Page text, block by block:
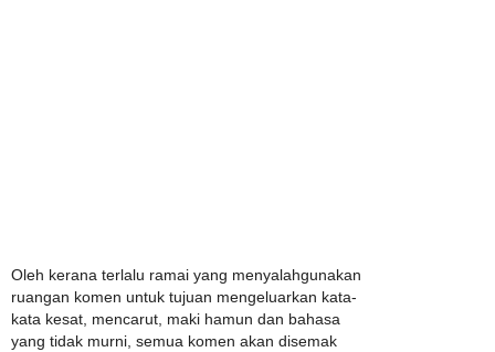
Oleh kerana terlalu ramai yang menyalahgunakan
ruangan komen untuk tujuan mengeluarkan kata-
kata kesat, mencarut, maki hamun dan bahasa
yang tidak murni, semua komen akan disemak